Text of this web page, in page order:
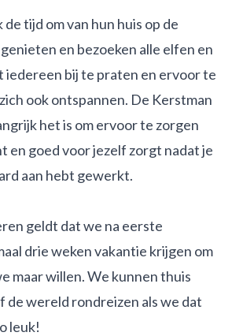
de tijd om van hun huis op de
en bezoeken alle elfen en
iedereen bij te praten en ervoor te
ook ontspannen. De Kerstman
het is om ervoor te zorgen
en goed voor jezelf zorgt nadat je
aan hebt gewerkt.
geldt dat we na eerste
drie weken vakantie krijgen om
maar willen. We kunnen thuis
de wereld rondreizen als we dat
leuk!